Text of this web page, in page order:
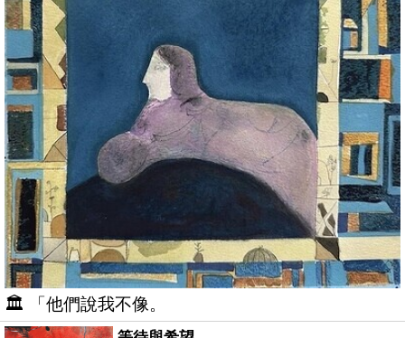
🏛️ 「他們說我不像。